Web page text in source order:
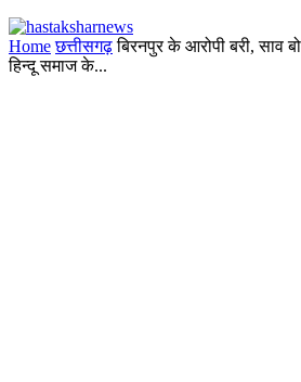
Home छत्तीसगढ़ बिरनपुर के आरोपी बरी, साव
हिन्दू समाज के...